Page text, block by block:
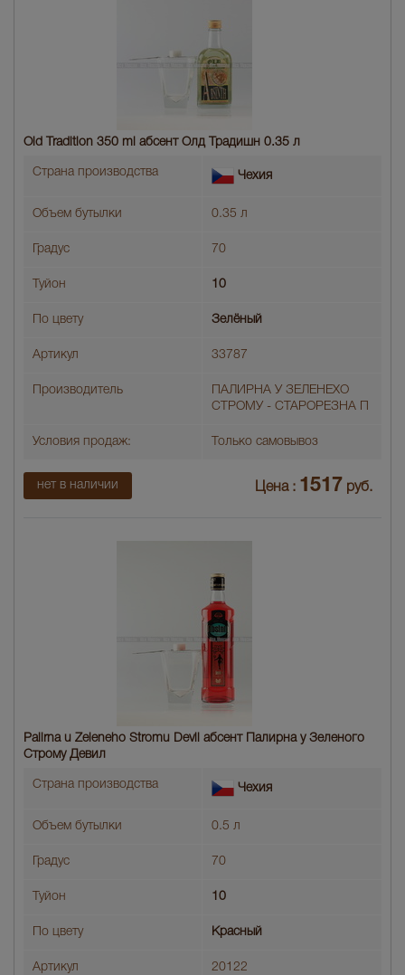
Old Tradition 350 ml абсент Олд Традишн 0.35 л
Страна производства Чехия
Объем бутылки 0.35 л
Градус 70
Туйон 10
По цвету Зелёный
Артикул 33787
Производитель
ПАЛИРНА У ЗЕЛЕНЕХО
СТРОМУ - СТАРОРЕЗНА П
Условия продаж: Только самовывоз
нет в наличии Цена : 1517 руб.
Palirna u Zeleneho Stromu Devil абсент Палирна у Зеленого
Строму Девил
Страна производства Чехия
Объем бутылки 0.5 л
Градус 70
Туйон 10
По цвету Красный
Артикул 20122